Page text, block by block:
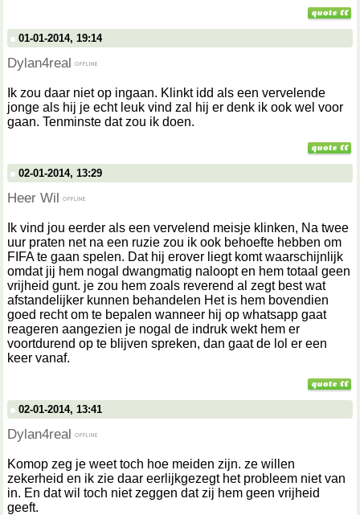
01-01-2014, 19:14
Dylan4real
Ik zou daar niet op ingaan. Klinkt idd als een vervelende
jonge als hij je echt leuk vind zal hij er denk ik ook wel voor
gaan. Tenminste dat zou ik doen.
02-01-2014, 13:29
Heer Wil
Ik vind jou eerder als een vervelend meisje klinken, Na twee
uur praten net na een ruzie zou ik ook behoefte hebben om
FIFA te gaan spelen. Dat hij erover liegt komt waarschijnlijk
omdat jij hem nogal dwangmatig naloopt en hem totaal geen
vrijheid gunt. je zou hem zoals reverend al zegt best wat
afstandelijker kunnen behandelen Het is hem bovendien
goed recht om te bepalen wanneer hij op whatsapp gaat
reageren aangezien je nogal de indruk wekt hem er
voortdurend op te blijven spreken, dan gaat de lol er een
keer vanaf.
02-01-2014, 13:41
Dylan4real
Komop zeg je weet toch hoe meiden zijn. ze willen
zekerheid en ik zie daar eerlijkgezegt het probleem niet van
in. En dat wil toch niet zeggen dat zij hem geen vrijheid
geeft.